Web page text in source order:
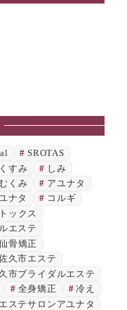
SROTAS
くすみ
しみ
くみ
アユナタ
ナタ
コルギ
ックス
エステ
骨矯正
久市エステ
市ブライダルエステ
全身矯正
冷え
ステサロンアユナタ